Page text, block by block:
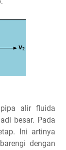
alir fluida
besar. Pada
Ini artinya
dengan